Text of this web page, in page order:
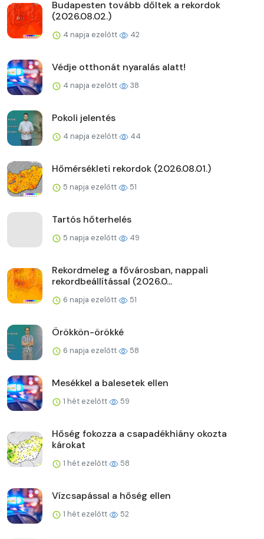
Budapesten tovább dőltek a rekordok
(2026.08.02.)
4 napja ezelőtt 42
Védje otthonát nyaralás alatt!
4 napja ezelőtt 38
Pokoli jelentés
4 napja ezelőtt 44
Hőmérsékleti rekordok (2026.08.01.)
5 napja ezelőtt 51
Tartós hőterhelés
5 napja ezelőtt 49
Rekordmeleg a fővárosban, nappali
rekordbeállítással (2026.0...
6 napja ezelőtt 51
Örökkön-örökké
6 napja ezelőtt 58
Mesékkel a balesetek ellen
1 hét ezelőtt 59
Hőség fokozza a csapadékhiány okozta
károkat
1 hét ezelőtt 58
Vízcsapással a hőség ellen
1 hét ezelőtt 52